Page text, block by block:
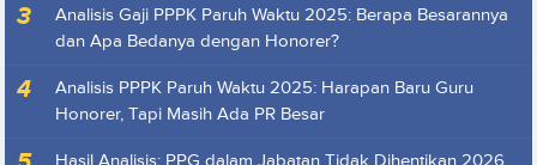
Analisis Gaji PPPK Paruh Waktu 2025: Berapa Besarannya
dan Apa Bedanya dengan Honorer?
Analisis PPPK Paruh Waktu 2025: Harapan Baru Guru
Honorer, Tapi Masih Ada PR Besar